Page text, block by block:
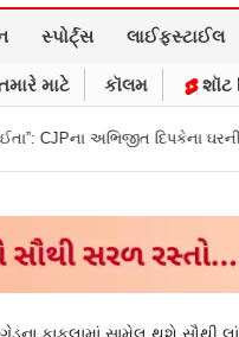
સ્પોર્ટ્સ લાઈફસ્ટાઈલ
માટે કૉલમ શૉટ
દિપકેના ઘરની બહાર શરૂ
કાફલામાં સામેલ થશે સૌથી